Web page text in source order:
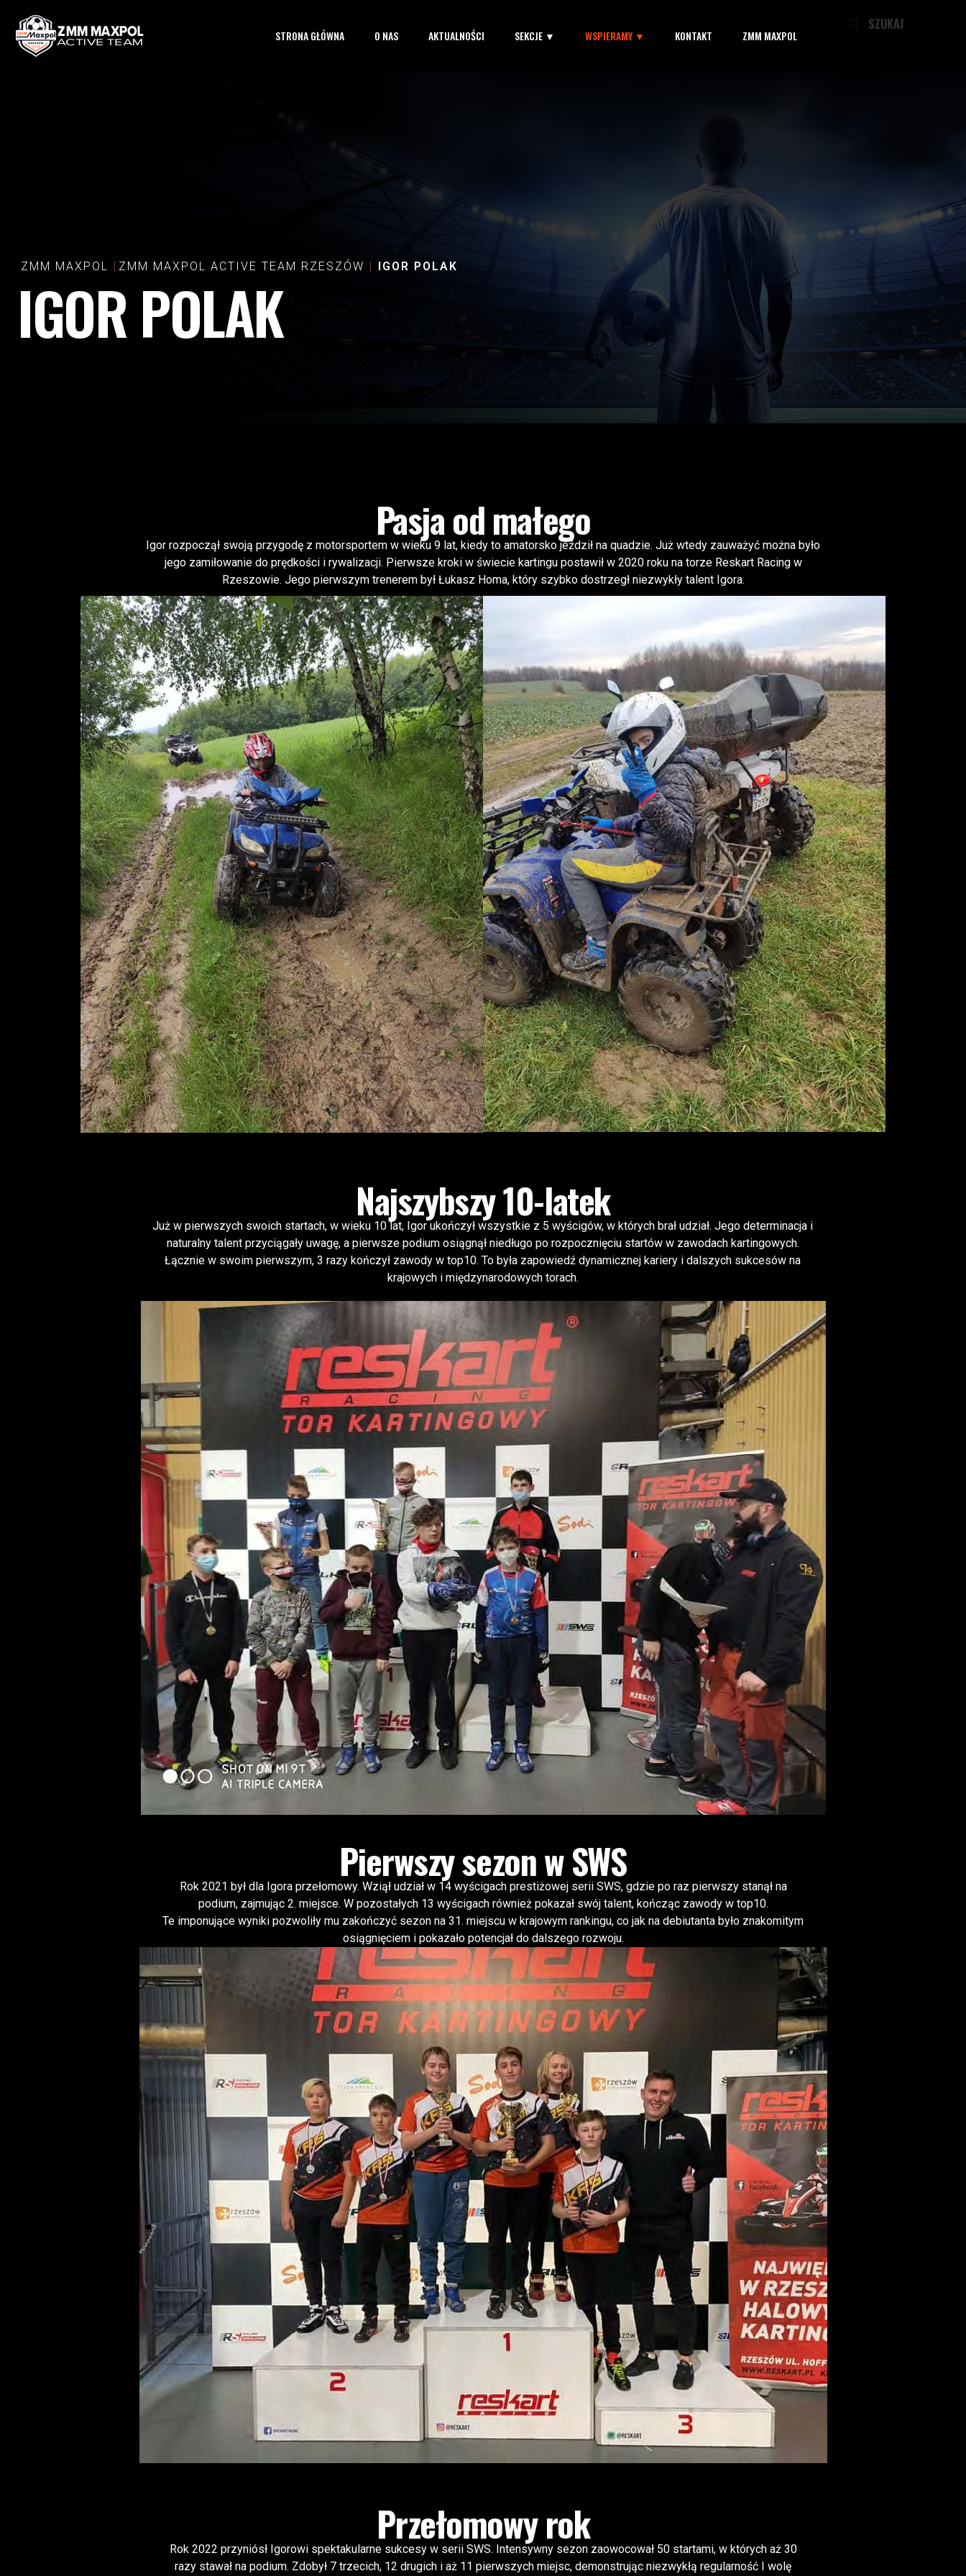
STRONA GŁÓWNA O NAS AKTUALNOŚCI SEKCJE ▼ WSPIERAMY ▼ KONTAKT ZMM MAXPOL
ZMM MAXPOL ZMM MAXPOL ACTIVE TEAM RZESZÓW IGOR POLAK
IGOR POLAK
Pasja od małego
Igor rozpoczął swoją przygodę z motorsportem w wieku 9 lat, kiedy to amatorsko jeździł na quadzie. Już wtedy zauważyć można było
jego zamiłowanie do prędkości i rywalizacji. Pierwsze kroki w świecie kartingu postawił w 2020 roku na torze Reskart Racing w
Rzeszowie. Jego pierwszym trenerem był Łukasz Homa, który szybko dostrzegł niezwykły talent Igora.
Najszybszy 10-latek
Już w pierwszych swoich startach, w wieku 10 lat, Igor ukończył wszystkie z 5 wyścigów, w których brał udział. Jego determinacja i
naturalny talent przyciągały uwagę, a pierwsze podium osiągnął niedługo po rozpocznięciu startów w zawodach kartingowych.
Łącznie w swoim pierwszym, 3 razy kończył zawody w top10. To była zapowiedź dynamicznej kariery i dalszych sukcesów na
krajowych i międzynarodowych torach.
Pierwszy sezon w SWS
Rok 2021 był dla Igora przełomowy. Wziął udział w 14 wyścigach prestiżowej serii SWS, gdzie po raz pierwszy stanął na
podium, zajmując 2. miejsce. W pozostałych 13 wyścigach również pokazał swój talent, kończąc zawody w top10.
Te imponujące wyniki pozwoliły mu zakończyć sezon na 31. miejscu w krajowym rankingu, co jak na debiutanta było znakomitym
osiągnięciem i pokazało potencjał do dalszego rozwoju.
Przełomowy rok
Rok 2022 przyniósł Igorowi spektakularne sukcesy w serii SWS. Intensywny sezon zaowocował 50 startami, w których aż 30
razy stawał na podium. Zdobył 7 trzecich, 12 drugich i aż 11 pierwszych miejsc, demonstrując niezwykłą regularność I wolę